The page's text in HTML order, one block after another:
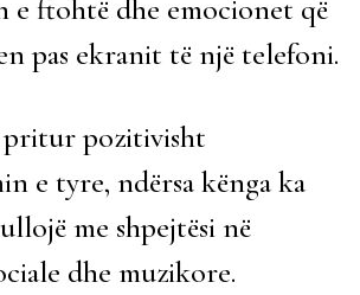
ftohtë dhe emocionet që
pas ekranit të një telefoni.
pozitivisht
e tyre, ndërsa kënga ka
me shpejtësi në
dhe muzikore.